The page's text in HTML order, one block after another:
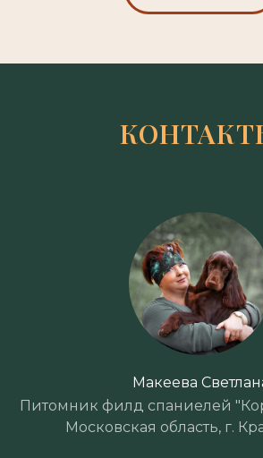
Макеева
Питомник филд спаниелей
Московская область, г.